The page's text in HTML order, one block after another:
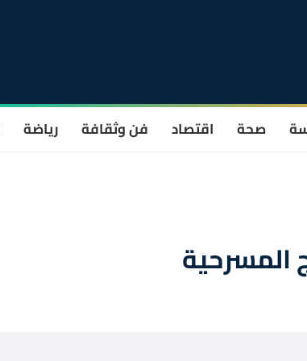
صحة اقتصاد فن وثقافة رياضة
المسرحية